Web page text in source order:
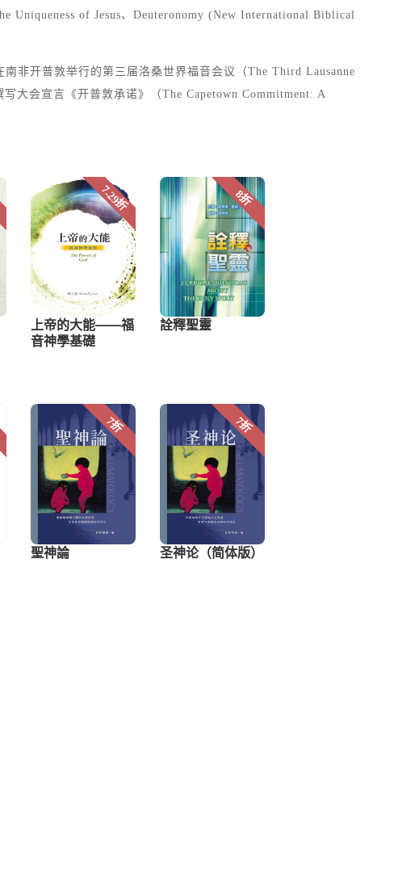
Uniqueness of Jesus、Deuteronomy (New International Biblical
非开普敦举行的第三届洛桑世界福音会议（The Third Lausanne
大会宣言《开普敦承诺》（The Capetown Commitment: A